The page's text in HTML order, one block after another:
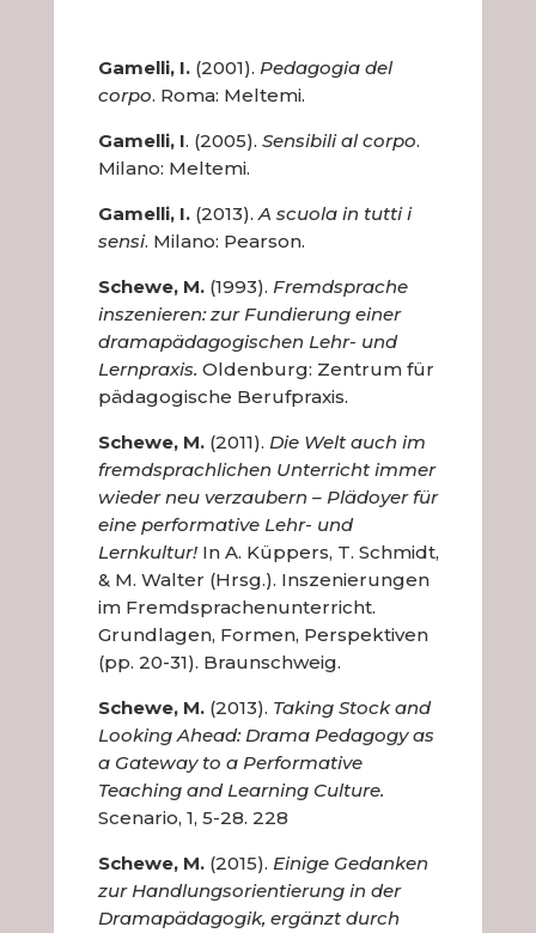
Gamelli, I.(2001). Pedagogia del
corpo. Roma: Meltemi.
Gamelli, I. (2005). Sensibili al corpo.
Milano: Meltemi.
Gamelli, I.(2013).A scuola in tutti i
sensi. Milano: Pearson.
Schewe, M.(1993). Fremdsprache
inszenieren: zur Fundierung einer
dramapädagogischen Lehr- und
Lernpraxis. Oldenburg: Zentrum für
pädagogische Berufpraxis.
Schewe, M.(2011). Die Welt auch im
fremdsprachlichen Unterricht immer
wieder neu verzaubern – Plädoyer für
eine performative Lehr- und
Lernkultur!In A. Küppers, T. Schmidt,
& M. Walter (Hrsg.). Inszenierungen
im Fremdsprachenunterricht.
Grundlagen, Formen, Perspektiven
(pp. 20-31). Braunschweig.
Schewe, M.(2013). Taking Stock and
Looking Ahead: Drama Pedagogy as
a Gateway to a Performative
Teaching and Learning Culture.
Scenario, 1, 5-28. 228
Schewe, M.(2015). Einige Gedanken
zur Handlungsorientierung in der
Dramapädagogik, ergänzt durch